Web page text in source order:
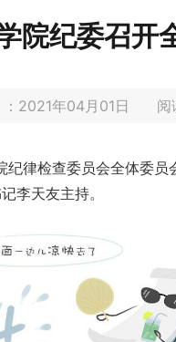
院纪委召开
：2021年04月01日 阅
律检查委员会全体委
李天友主持。